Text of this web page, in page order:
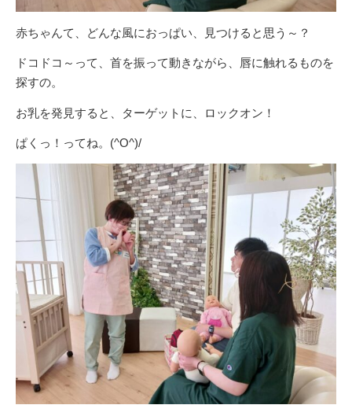
赤ちゃんて、どんな風におっぱい、見つけると思う～？
ドコドコ～って、首を振って動きながら、唇に触れるものを
探すの。
お乳を発見すると、ターゲットに、ロックオン！
ぱくっ！ってね。(^O^)/